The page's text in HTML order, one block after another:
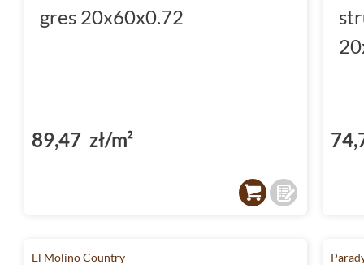
gres 20x60x0.72
89,47 zł/m²
El Molino Country